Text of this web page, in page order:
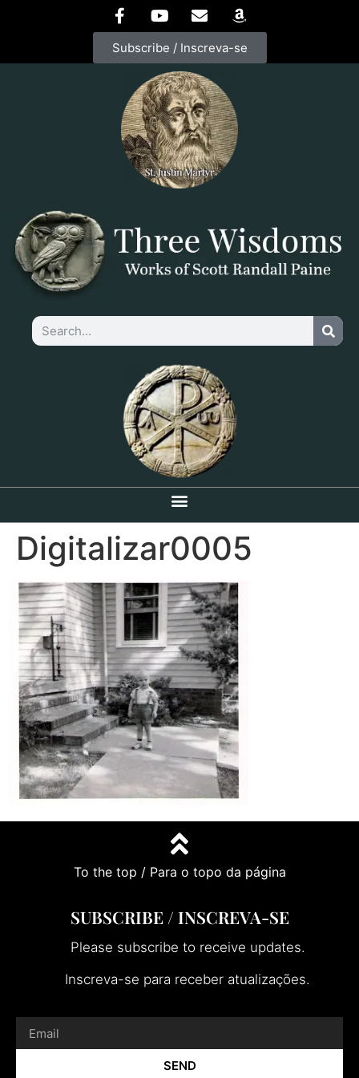
Subscribe / Inscreva-se
Digitalizar0005
To the top / Para o topo da página
SUBSCRIBE / INSCREVA-SE
Please subscribe to receive updates.
Inscreva-se para receber atualizações.
SEND